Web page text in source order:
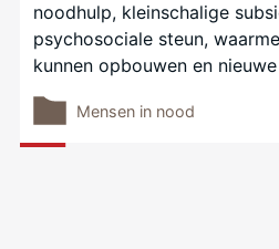
noodhulp, kleinschalige
psychosociale steun,
kunnen opbouwen en
Mensen in nood